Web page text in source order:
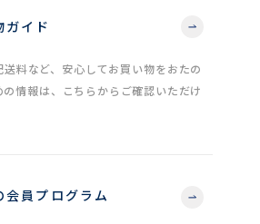
ガイド
料など、安心してお買い物をおたの
の情報は、こちらからご確認いただけ
会員プログラム